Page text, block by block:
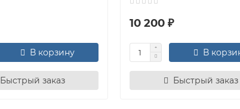
В корзину
Быстрый заказ
10 200 ₽
В
Быстрый заказ